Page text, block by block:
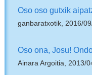
Oso oso gutxik
ganbaratxotik, 2016/
Oso ona, Josu!
Ainara Argoitia, 2013/